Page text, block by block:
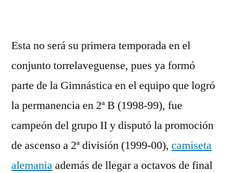
Esta no será su primera temporada en el
conjunto torrelaveguense, pues ya formó
parte de la Gimnástica en el equipo que logró
la permanencia en 2ª B (1998-99), fue
campeón del grupo II y disputó la promoción
de ascenso a 2ª división (1999-00), camiseta
alemaniaademás de llegar a octavos de final